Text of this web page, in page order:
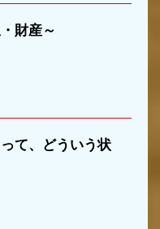
財産～
て、どういう状